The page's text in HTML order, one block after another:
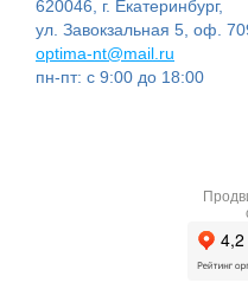
620046, г. Екатеринбург,
ул. Завокзальная 5, оф.
optima-nt@mail.ru
пн-пт: с 9:00 до 18:00